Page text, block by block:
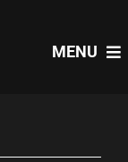
MENU